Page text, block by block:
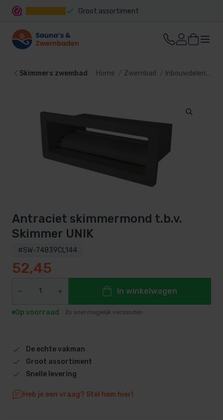
Groot assortiment
Skimmers zwembad Home Zwembad Inbouwdelen
Antraciet skimmermond t.b.v.
Skimmer UNIK
#SW-74839CL144
52,45
In winkelwagen
Op voorraad Zo snel mogelijk verzonden
De echte vakman
Groot assortiment
Snelle levering
Heb je een vraag? Stel hem hier!